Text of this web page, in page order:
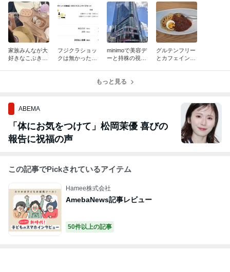
家族みんなが大
好きなこぶきち
フジクラショッ
クは無かった！
minimoで美容デ
ーと持株の視察
グルテンフリー
とカフェインフ
もっと見る
ABEMA
「体にお気をつけて」松岡茉優 喜びの
報告に祝福の声
この記事でPickされているアイテム
Hamee株式会社
AmebaNews記事レビュー
50件以上の記事